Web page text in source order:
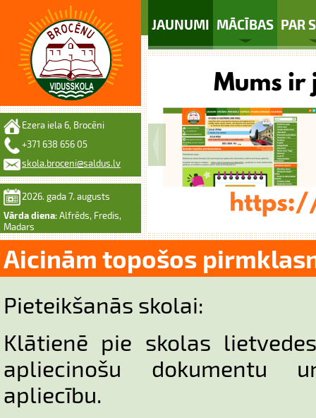
JAUNUMI MĀCĪBAS PAR
Ezera iela 6, Brocēni
+371 638 656 05
skola.broceni@saldus.lv
2026. gada 7. augusts
Vārda diena: Alfrēds, Fredis,
Madars
Aicinām topošos
Pieteikšanās skolai:
Klātienē pie skolas
apliecinošu dokumentu
apliecību.